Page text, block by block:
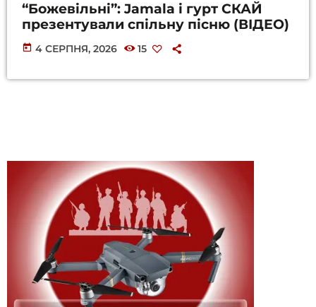
“Божевільні”: Jamala і гурт СКАЙ
презентували спільну пісню (ВІДЕО)
today 4 СЕРПНЯ, 2026 15